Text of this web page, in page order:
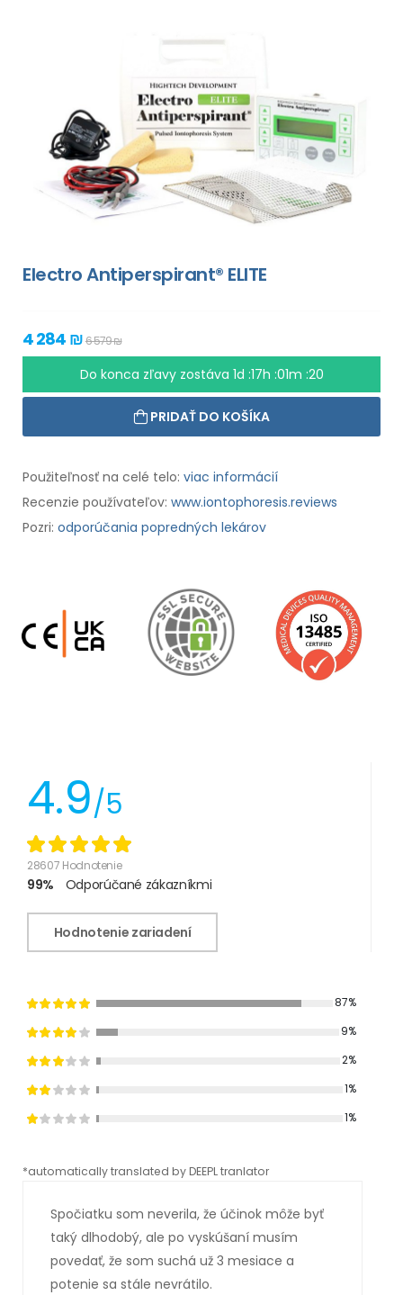
Electro Antiperspirant® ELITE
4 284 ₪6 579 ₪
Do konca zľavy zostáva1d :17h :01m :18
PRIDAŤ DO KOŠÍKA
Použiteľnosť na celé telo: viac informácií
Recenzie používateľov: www.iontophoresis.reviews
Pozri: odporúčania popredných lekárov
4.9/5
28607 Hodnotenie
99% Odporúčané zákazníkmi
Hodnotenie zariadení
87%
9%
2%
1%
1%
*automatically translated by DEEPL tranlator
Spočiatku som neverila, že účinok môže byť
taký dlhodobý, ale po vyskúšaní musím
povedať, že som suchá už 3 mesiace a
potenie sa stále nevrátilo.